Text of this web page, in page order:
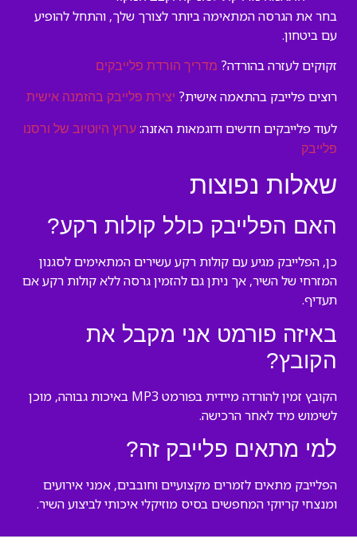
בחר את הגרסה המתאימה ביותר לצורך שלך, והתחל להופיע
עם ביטחון.
זקוקים לעזרה בהורדה? מדריך הורדת פלייבקים
רוצים פלייבק בהתאמה אישית? יצירת פלייבק בהזמנה אישית
לעוד פלייבקים חדשים ודוגמאות האזנה: ערוץ היוטיוב של ורסנו
פלייבק
שאלות נפוצות
האם הפלייבק כולל קולות רקע?
כן, הפלייבק מגיע עם קולות רקע עשירים המתאימים לסגנון
המזרחי של השיר, אך ניתן גם להזמין גרסה ללא קולות רקע אם
תעדיף.
באיזה פורמט אני מקבל את
הקובץ?
הקובץ זמין להורדה מיידית בפורמט MP3 באיכות גבוהה, מוכן
לשימוש מיד לאחר הרכישה.
למי מתאים פלייבק זה?
הפלייבק מתאים לזמרים מקצועיים וחובבים, אמני אירועים
ומנצחי קריוקי המחפשים בסיס מוזיקלי איכותי לביצוע השיר.